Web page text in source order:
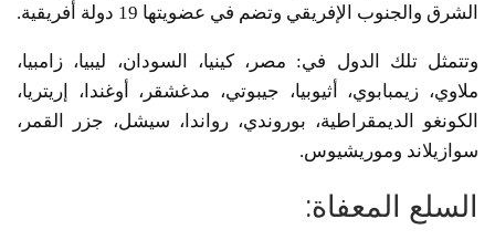
الشرق والجنوب الإفريقي وتضم في عضويتها 19 دولة أفريقية.
وتتمثل تلك الدول في: مصر، كينيا، السودان، ليبيا، زامبيا،
ملاوي، زيمبابوي، أثيوبيا، جيبوتي، مدغشقر، أوغندا، إريتريا،
الكونغو الديمقراطية، بوروندي، رواندا، سيشل، جزر القمر،
سوازيلاند وموريشيوس.
السلع المعفاة: